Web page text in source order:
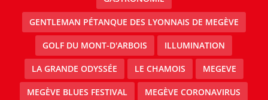
GENTLEMAN PÉTANQUE DES LYONNAIS DE MEGÈVE
GOLF DU MONT-D'ARBOIS ILLUMINATION
LA GRANDE ODYSSÉE LE CHAMOIS MEGEVE
MEGÈVE BLUES FESTIVAL MEGÈVE CORONAVIRUS